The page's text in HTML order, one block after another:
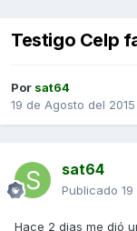
Testigo Celp
Por sat64
19 de Agosto del 2015
sat64
Publicado
Hace 2 dias me dió